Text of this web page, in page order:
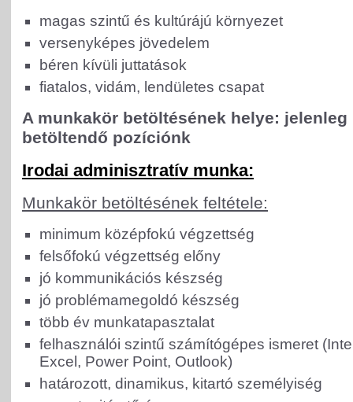
magas szintű és kultúrájú környezet
versenyképes jövedelem
béren kívüli juttatások
fiatalos, vidám, lendületes csapat
A munkakör betöltésének helye: jelenleg
betöltendő pozíciónk
Irodai adminisztratív munka:
Munkakör betöltésének feltétele:
minimum középfokú végzettség
felsőfokú végzettség előny
jó kommunikációs készség
jó problémamegoldó készség
több év munkatapasztalat
felhasználói szintű számítógépes ismeret
Excel, Power Point, Outlook)
határozott, dinamikus, kitartó személyiség